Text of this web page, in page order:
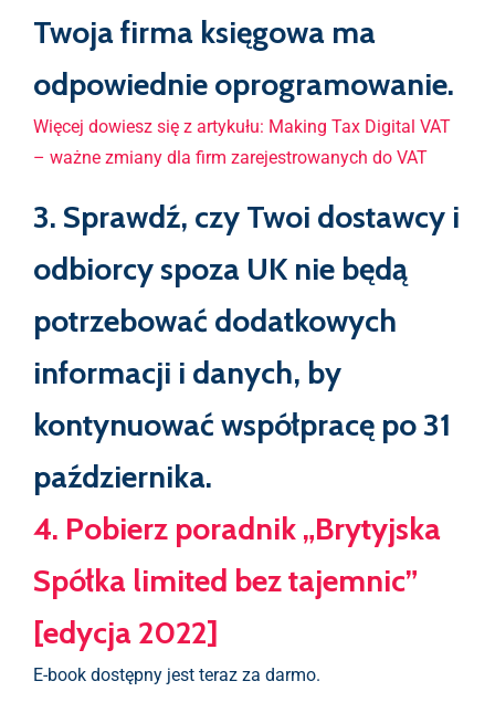
Twoja firma księgowa ma
odpowiednie oprogramowanie.
Więcej dowiesz się z artykułu: Making Tax Digital VAT
– ważne zmiany dla firm zarejestrowanych do VAT
3. Sprawdź, czy Twoi dostawcy i
odbiorcy spoza UK nie będą
potrzebować dodatkowych
informacji i danych, by
kontynuować współpracę po 31
października.
4. Pobierz poradnik „Brytyjska
Spółka limited bez tajemnic”
[edycja 2022]
E-book dostępny jest teraz za darmo.